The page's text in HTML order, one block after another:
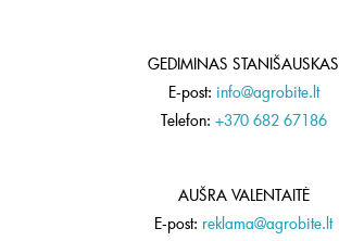
GEDIMINAS STANIŠAUSKAS
E-post: info@agrobite.lt
Telefon: +370 682 67186
AUŠRA VALENTAITĖ
E-post: reklama@agrobite.lt